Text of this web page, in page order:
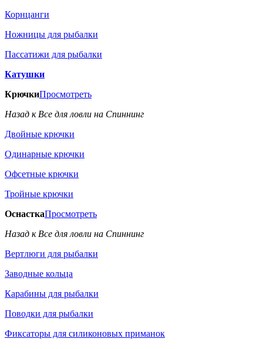
Корнцанги
Ножницы для рыбалки
Пассатижи для рыбалки
Катушки
КрючкиПросмотреть
Назад к Все для ловли на Спиннинг
Двойные крючки
Одинарные крючки
Офсетные крючки
Тройные крючки
ОснасткаПросмотреть
Назад к Все для ловли на Спиннинг
Вертлюги для рыбалки
Заводные кольца
Карабины для рыбалки
Поводки для рыбалки
Фиксаторы для силиконовых приманок